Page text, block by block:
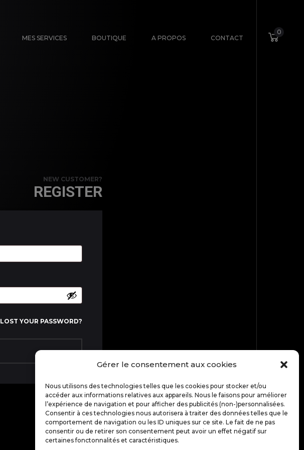
Gérer le consentement aux cookies
Nous utilisons des technologies telles que les cookies pour stocker et/ou
accéder aux informations relatives aux appareils. Nous le faisons pour améliorer
l’expérience de navigation et pour afficher des publicités (non-)personnalisées.
Consentir à ces technologies nous autorisera à traiter des données telles que le
comportement de navigation ou les ID uniques sur ce site. Le fait de ne pas
consentir ou de retirer son consentement peut avoir un effet négatif sur
certaines fonctonnalités et caractéristiques.
MES SERVICES BOUTIQUE A PROPOS CONTACT
0
NEW CUSTOMER?
REGISTER
LOST YOUR PASSWORD?
TOP